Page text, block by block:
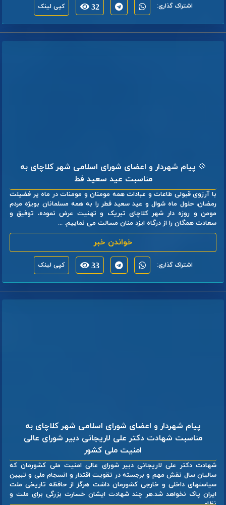
اشتراک گذاری: 32 کپی لینک
💠 پیام شهردار و اعضای شورای اسلامی شهر کلاچای به
مناسبت عید سعید فط
با آرزوی قبولی طاعات و عبادات همه مومنان و مومنات در ماه پر فضیلت
رمضان، حلول ماه شوال و عید سعید فطر را به همه مسلمانان بویژه مردم
مومن و روزه دار شهر کلاچای تبریک و تهنیت عرض نموده، توفیق و
سعادت همگان را از درگاه ایزد منان مسالت می نماییم. ...
خواندن خبر
اشتراک گذاری: 33 کپی لینک
پیام شهردار و اعضای شورای اسلامی شهر کلاچای به
مناسبت شهادت دکتر علی لاریجانی دبیر شورای عالی
امنیت ملی کشور
شهادت دکتر علی لاریجانی دبیر شورای عالی امنیت ملی کشورمان که
سالیان سال نقش مهم و برجسته در تقویت اقتدار و انسجام ملی و تبیین
سیاستهای داخلی و خارجی کشورمان داشت هرگز از حافظه تاریخی ملت
ایران پاک نخواهد شد.هر چند شهادت ایشان خسارت بزرگی برای ملت و